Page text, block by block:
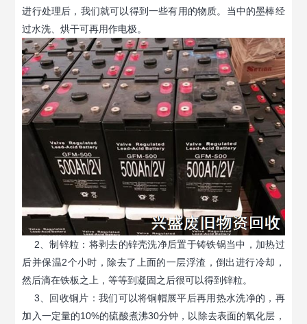
进行处理后，我们就可以得到一些有用的物质。当中的墨棒经
过水洗、烘干可再用作电极。
2、制锌粒：将剥去的锌壳洗净后置于铸铁锅当中，加热过
后并保温2个小时，除去了上面的一层浮渣，倒出进行冷却，
然后滴在铁板之上，等等到凝固之后很可以得到锌粒。
3、回收铜片：我们可以将铜帽展平后再用热水洗净的，再
加入一定量的10%的硫酸煮沸30分钟，以除去表面的氧化层，